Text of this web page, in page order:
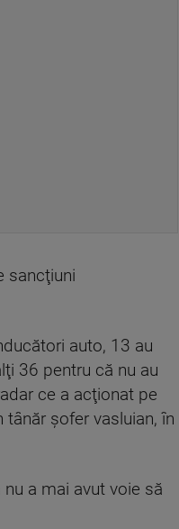
sancţiuni
auto, 13 au
36 pentru că nu au
ce a acţionat pe
şofer vasluian, în
a mai avut voie să